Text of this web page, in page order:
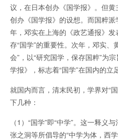
议，在日本创办《国学报》。但黄
创办《国学报》的设想。而国粹
年，邓实在上海的《政艺通报》
存“国学”的重要性。次年，邓实
会”，以“研究国学，保存国粹”为
学报》，标志着“国学”在国内的立
就国内而言，清末民初，学界对“
下几种：
（1）“国学”即“中学”。这一释义
张之洞等所倡导的“中学为体，西学